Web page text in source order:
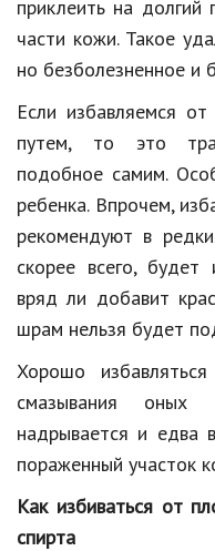
приклеить на
части кожи. Такое
но безболезненное и
Если избавляемся от
путем, то это
подобное самим.
ребенка. Впрочем,
рекомендуют в
скорее всего,
вряд ли добавит
шрам нельзя будет
Хорошо
смазывания оных
надрывается и едва
пораженный участок
Как избиваться от
спирта